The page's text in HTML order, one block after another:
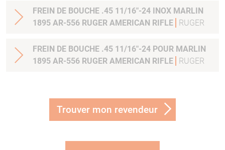
FREIN DE BOUCHE .45 11/16"-24 INOX MARLIN
1895 AR-556 RUGER AMERICAN RIFLE
RUGER
FREIN DE BOUCHE .45 11/16"-24 POUR MARLIN
1895 AR-556 RUGER AMERICAN RIFLE
RUGER
Trouver mon revendeur